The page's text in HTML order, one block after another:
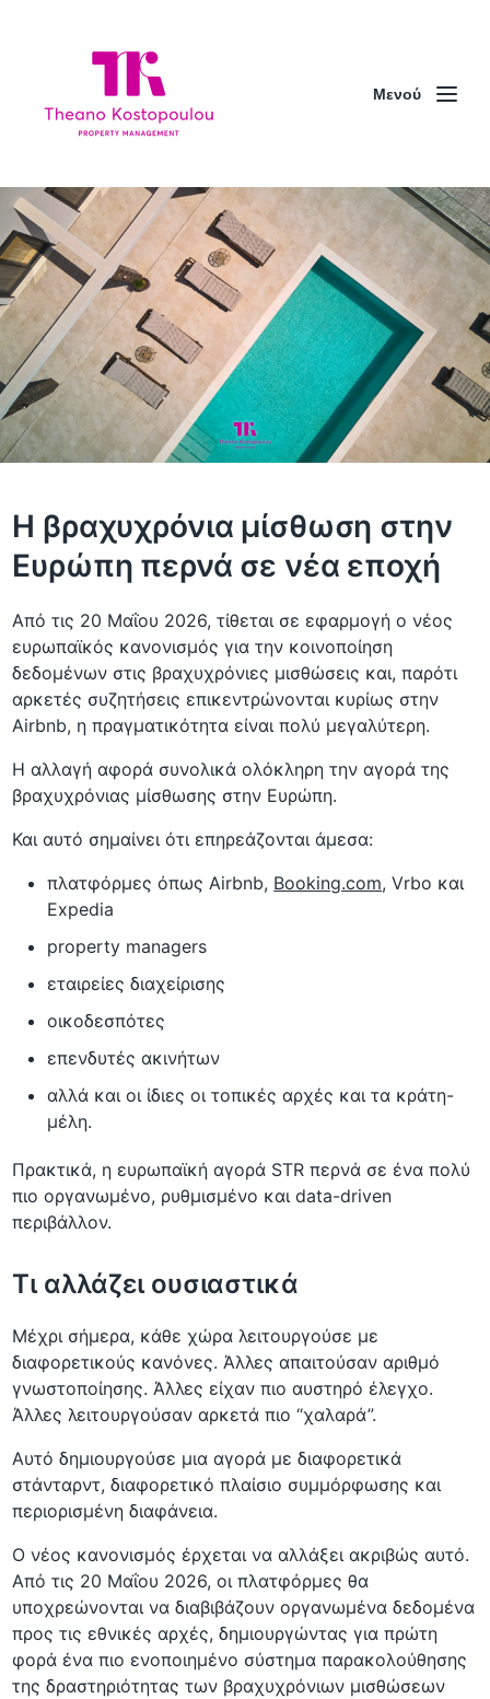
Μενού
Η βραχυχρόνια μίσθωση στην
Ευρώπη περνά σε νέα εποχή
Από τις 20 Μαΐου 2026, τίθεται σε εφαρμογή ο νέος
ευρωπαϊκός κανονισμός για την κοινοποίηση
δεδομένων στις βραχυχρόνιες μισθώσεις και, παρότι
αρκετές συζητήσεις επικεντρώνονται κυρίως στην
Airbnb, η πραγματικότητα είναι πολύ μεγαλύτερη.
Η αλλαγή αφορά συνολικά ολόκληρη την αγορά της
βραχυχρόνιας μίσθωσης στην Ευρώπη.
Και αυτό σημαίνει ότι επηρεάζονται άμεσα:
πλατφόρμες όπως Airbnb, Booking.com, Vrbo και
Expedia
property managers
εταιρείες διαχείρισης
οικοδεσπότες
επενδυτές ακινήτων
αλλά και οι ίδιες οι τοπικές αρχές και τα κράτη-
μέλη.
Πρακτικά, η ευρωπαϊκή αγορά STR περνά σε ένα πολύ
πιο οργανωμένο, ρυθμισμένο και data-driven
περιβάλλον.
Τι αλλάζει ουσιαστικά
Μέχρι σήμερα, κάθε χώρα λειτουργούσε με
διαφορετικούς κανόνες. Άλλες απαιτούσαν αριθμό
γνωστοποίησης. Άλλες είχαν πιο αυστηρό έλεγχο.
Άλλες λειτουργούσαν αρκετά πιο “χαλαρά”.
Αυτό δημιουργούσε μια αγορά με διαφορετικά
στάνταρντ, διαφορετικό πλαίσιο συμμόρφωσης και
περιορισμένη διαφάνεια.
Ο νέος κανονισμός έρχεται να αλλάξει ακριβώς αυτό.
Από τις 20 Μαΐου 2026, οι πλατφόρμες θα
υποχρεώνονται να διαβιβάζουν οργανωμένα δεδομένα
προς τις εθνικές αρχές, δημιουργώντας για πρώτη
φορά ένα πιο ενοποιημένο σύστημα παρακολούθησης
της δραστηριότητας των βραχυχρόνιων μισθώσεων